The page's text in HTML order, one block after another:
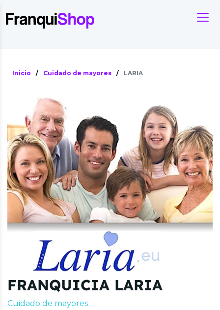
Inicio / Cuidado de mayores / LARIA
FRANQUICIA LARIA
Cuidado de mayores